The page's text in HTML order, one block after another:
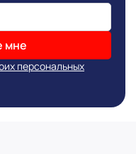
мне
персональных